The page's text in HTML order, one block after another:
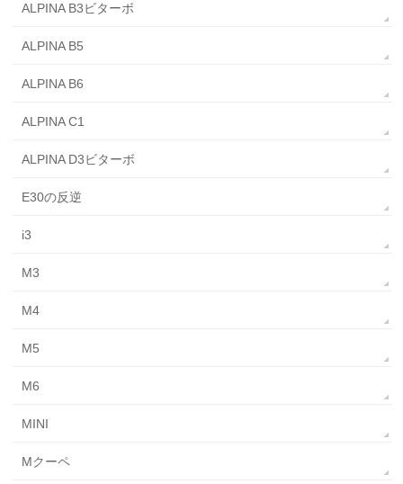
ALPINA B3ビターボ
ALPINA B5
ALPINA B6
ALPINA C1
ALPINA D3ビターボ
E30の反逆
i3
M3
M4
M5
M6
MINI
Mクーペ